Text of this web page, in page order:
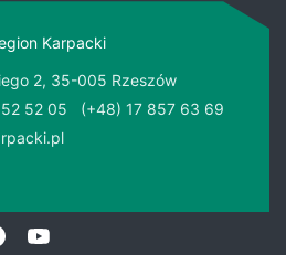
Karpacki
2, 35-005 Rzeszów
52 05
(+48) 17 857 63 69